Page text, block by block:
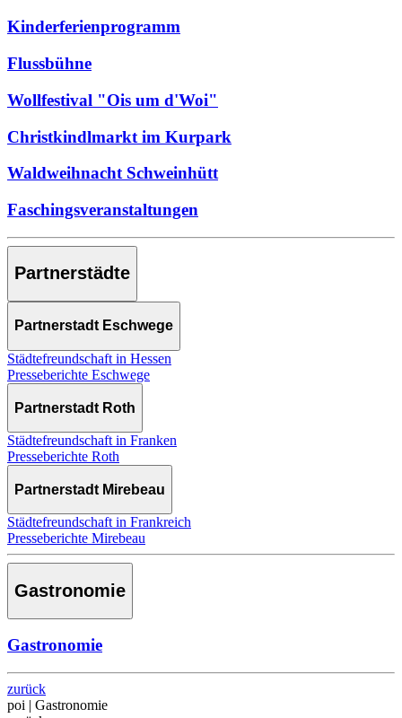
Kinderferienprogramm
Flussbühne
Wollfestival "Ois um d'Woi"
Christkindlmarkt im Kurpark
Waldweihnacht Schweinhütt
Faschingsveranstaltungen
Partnerstädte
Partnerstadt Eschwege
Städtefreundschaft in Hessen
Presseberichte Eschwege
Partnerstadt Roth
Städtefreundschaft in Franken
Presseberichte Roth
Partnerstadt Mirebeau
Städtefreundschaft in Frankreich
Presseberichte Mirebeau
Gastronomie
Gastronomie
zurück
poi | Gastronomie